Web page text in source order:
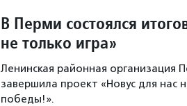
В Перми состоялся
не только игра»
Ленинская районная организация
завершила проект «Новус для нас
победы!».